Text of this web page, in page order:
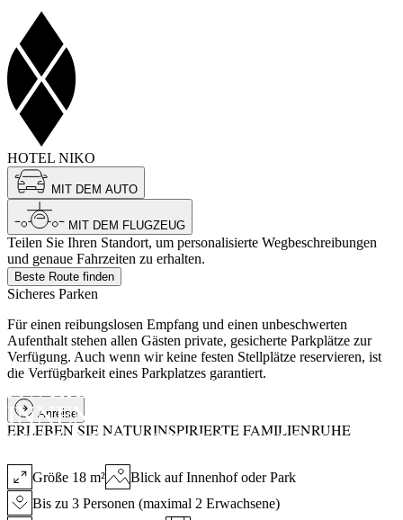
HOTEL NIKO
MIT DEM AUTO
MIT DEM FLUGZEUG
Teilen Sie Ihren Standort, um personalisierte Wegbeschreibungen
und genaue Fahrzeiten zu erhalten.
Beste Route finden
Sicheres Parken
Für einen reibungslosen Empfang und einen unbeschwerten
Aufenthalt stehen allen Gästen private, gesicherte Parkplätze zur
Verfügung. Auch wenn wir keine festen Stellplätze reservieren, ist
die Verfügbarkeit eines Parkplatzes garantiert.
Anreise
Wohnen
ZWEIBETTZIMMER + 1 MIT
INNENHOF- ODER PARKBLICK
UND PRIVATEM BALKON
ERLEBEN SIE NATURINSPIRIERTE FAMILIENRUHE
Größe 18 m²
Blick auf Innenhof oder Park
Bis zu 3 Personen (maximal 2 Erwachsene)